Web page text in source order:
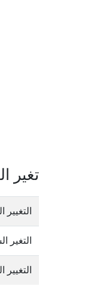
تغير
التغيير
التغير